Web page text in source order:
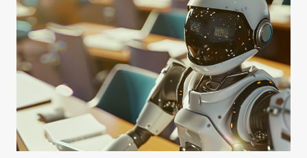
LA
COMPRENSIÓN
LECTORA